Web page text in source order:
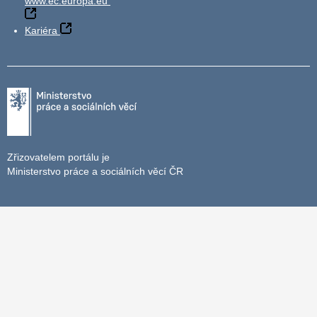
Kariéra
Zřizovatelem portálu je
Ministerstvo práce a sociálních věcí ČR